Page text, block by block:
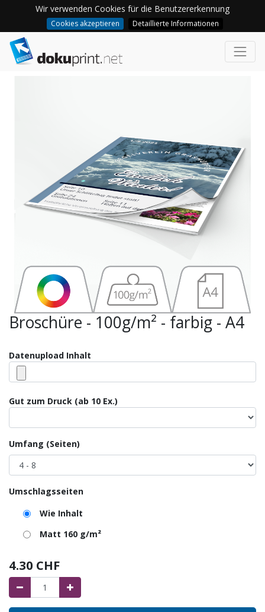
Wir verwenden Cookies für die Benutzererkennung
Cookies akzeptieren Detaillierte Informationen
Broschüre - 100g/m² - farbig - A4
Datenupload Inhalt
Gut zum Druck (ab 10 Ex.)
Umfang (Seiten)
Umschlagsseiten
Wie Inhalt
Matt 160 g/m²
4.30 CHF